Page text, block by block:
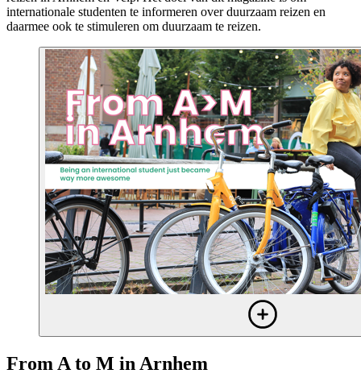
internationale studenten te informeren over duurzaam reizen en
daarmee ook te stimuleren om duurzaam te reizen.
From A to M in Arnhem